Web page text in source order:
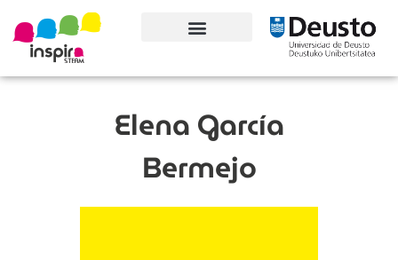
Elena García
Bermejo